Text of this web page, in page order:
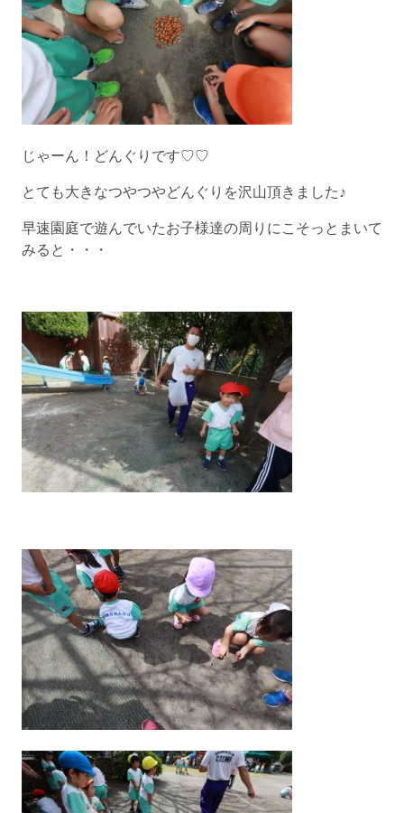
じゃーん！どんぐりです♡♡
とても大きなつやつやどんぐりを沢山頂きました♪
早速園庭で遊んでいたお子様達の周りにこそっとまいて
みると・・・